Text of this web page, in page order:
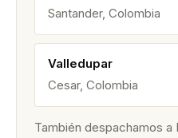
Santander, Colombia
Valledupar
Cesar, Colombia
También despachamos a